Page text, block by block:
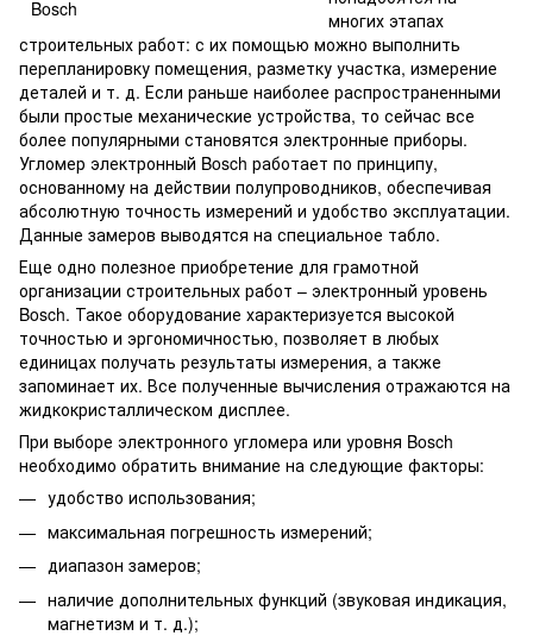
многих этапах
строительных работ: с их помощью можно выполнить
перепланировку помещения, разметку участка, измерение
деталей и т. д. Если раньше наиболее распространенными
были простые механические устройства, то сейчас все
более популярными становятся электронные приборы.
Угломер электронный Bosch работает по принципу,
основанному на действии полупроводников, обеспечивая
абсолютную точность измерений и удобство эксплуатации.
Данные замеров выводятся на специальное табло.
Еще одно полезное приобретение для грамотной
организации строительных работ – электронный уровень
Bosch. Такое оборудование характеризуется высокой
точностью и эргономичностью, позволяет в любых
единицах получать результаты измерения, а также
запоминает их. Все полученные вычисления отражаются на
жидкокристаллическом дисплее.
При выборе электронного угломера или уровня Bosch
необходимо обратить внимание на следующие факторы:
удобство использования;
максимальная погрешность измерений;
диапазон замеров;
наличие дополнительных функций (звуковая индикация,
магнетизм и т. д.);